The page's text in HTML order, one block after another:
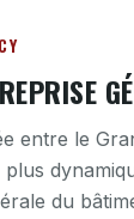
entre le
du